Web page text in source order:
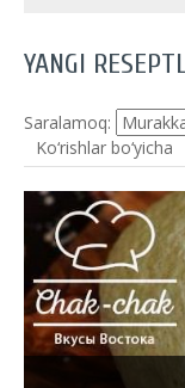
YANGI
Saralamoq:
Ko‘rishlar bo‘yicha